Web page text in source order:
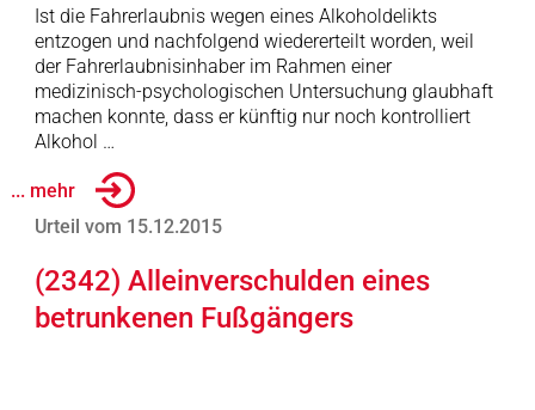
Ist die Fahrerlaubnis wegen eines Alkoholdelikts
entzogen und nachfolgend wiedererteilt worden, weil
der Fahrerlaubnisinhaber im Rahmen einer
medizinisch-psychologischen Untersuchung glaubhaft
machen konnte, dass er künftig nur noch kontrolliert
Alkohol …
... mehr
Urteil vom 15.12.2015
(2342) Alleinverschulden eines
betrunkenen Fußgängers